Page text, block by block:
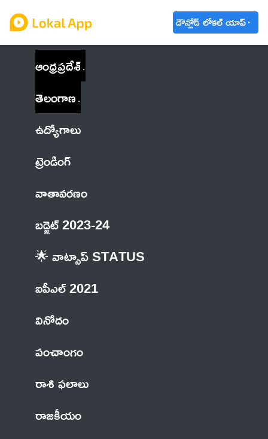
డౌన్లోడ్ లోకల్ యాప్
ఆంధ్రప్రదేశ్
తెలంగాణ
ఉద్యోగాలు
ట్రెండింగ్
వాతావరణం
బడ్జెట్ 2023-24
🌟 వాట్సాప్ STATUS
ఐపీఎల్ 2021
వినోదం
పంచాంగం
రాశి ఫలాలు
రాజకీయం